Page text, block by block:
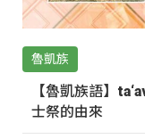
魯凱族
【魯凱族語】
士祭的由來